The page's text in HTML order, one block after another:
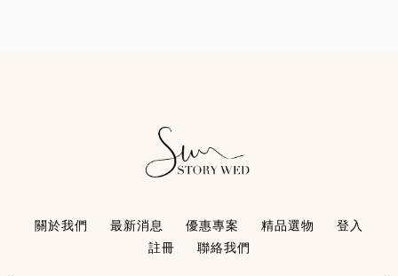
關於我們 最新消息 優惠專案 精品選物
登入
註冊
聯絡我們